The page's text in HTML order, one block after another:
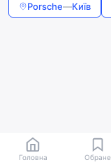
Porsche—Київ
Головна Обране